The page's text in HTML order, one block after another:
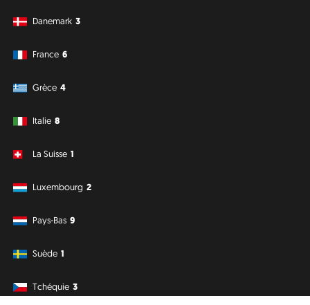
Danemark 3
France 6
Grèce 4
Italie 8
La Suisse 1
Luxembourg 2
Pays-Bas 9
Suède 1
Tchéquie 3